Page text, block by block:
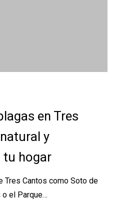
en Tres
y
hogar
Tres Cantos como Soto de
el Parque…